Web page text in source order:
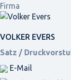
Firma
VOLKER EVERS
Satz /
E-Mail